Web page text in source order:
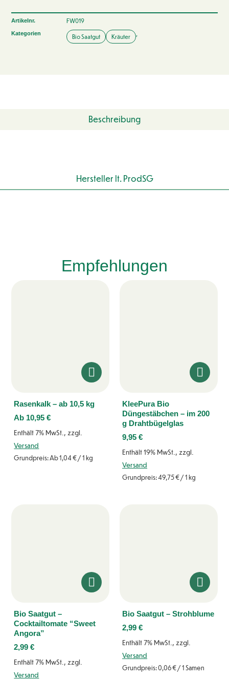
Artikelnr. FW019
Kategorien Bio Saatgut Kräuter
Beschreibung
Hersteller lt. ProdSG
Empfehlungen
Rasenkalk – ab 10,5 kg
Ab 10,95€
Enthält 7% MwSt., zzgl.
Versand
Grundpreis: Ab1,04€/ 1 kg
KleePura Bio
Düngestäbchen – im 200
g Drahtbügelglas
9,95 €
Enthält 19% MwSt., zzgl.
Versand
Grundpreis:49,75€/ 1 kg
Bio Saatgut –
Cocktailtomate “Sweet
Angora”
2,99€
Enthält 7% MwSt., zzgl.
Versand
Bio Saatgut – Strohblume
2,99 €
Enthält 7% MwSt., zzgl.
Versand
Grundpreis:0,06€/ 1 Samen